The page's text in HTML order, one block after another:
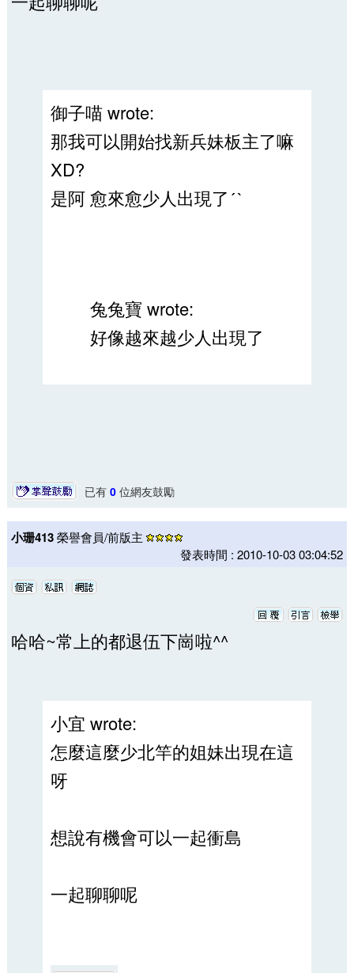
御子喵 wrote:
那我可以開始找新兵妹板主了嘛
XD?
是阿 愈來愈少人出現了ˊˋ
兔兔寶 wrote:
好像越來越少人出現了
已有 0位網友鼓勵
小珊413榮譽會員/前版主
發表時間 : 2010-10-03 03:04:52
哈哈~常上的都退伍下崗啦^^
小宜 wrote:
怎麼這麼少北竿的姐妹出現在這
呀
想說有機會可以一起衝島
一起聊聊呢